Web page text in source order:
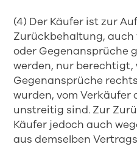
(4) Der Käufer ist zur
Zurückbehaltung, auch
oder Gegenansprüche
werden, nur berechtigt,
Gegenansprüche
wurden, vom
unstreitig sind. Zur
Käufer jedoch auch
aus demselben